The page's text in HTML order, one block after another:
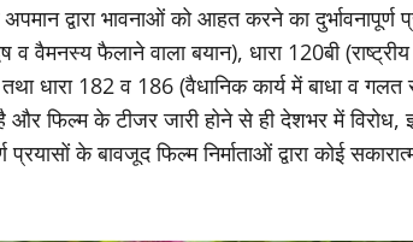
द्वारा भावनाओं को आहत करने का दुर्भावनापूर्ण
वैमनस्य फैलाने वाला बयान), धारा 120बी
धारा 182 व 186 (वैधानिक कार्य में बाधा व गलत
फिल्म के टीजर जारी होने से ही देशभर में विरोध,
के बावजूद फिल्म निर्माताओं द्वारा कोई